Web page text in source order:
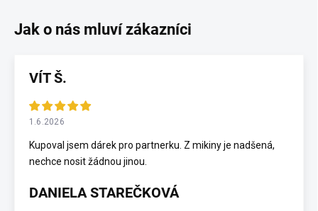
VÍT Š.
1.6.2026
Kupoval jsem dárek pro partnerku. Z mikiny je nadšená,
nechce nosit žádnou jinou.
DANIELA STAREČKOVÁ